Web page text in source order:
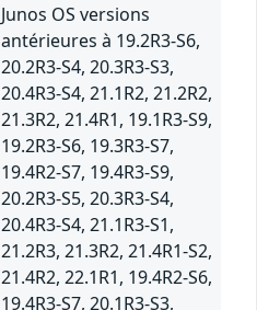
Junos OS versions
antérieures à 19.2R3-S6,
20.2R3-S4, 20.3R3-S3,
20.4R3-S4, 21.1R2, 21.2R2,
21.3R2, 21.4R1, 19.1R3-S9,
19.2R3-S6, 19.3R3-S7,
19.4R2-S7, 19.4R3-S9,
20.2R3-S5, 20.3R3-S4,
20.4R3-S4, 21.1R3-S1,
21.2R3, 21.3R2, 21.4R1-S2,
21.4R2, 22.1R1, 19.4R2-S6,
19.4R3-S7, 20.1R3-S3,